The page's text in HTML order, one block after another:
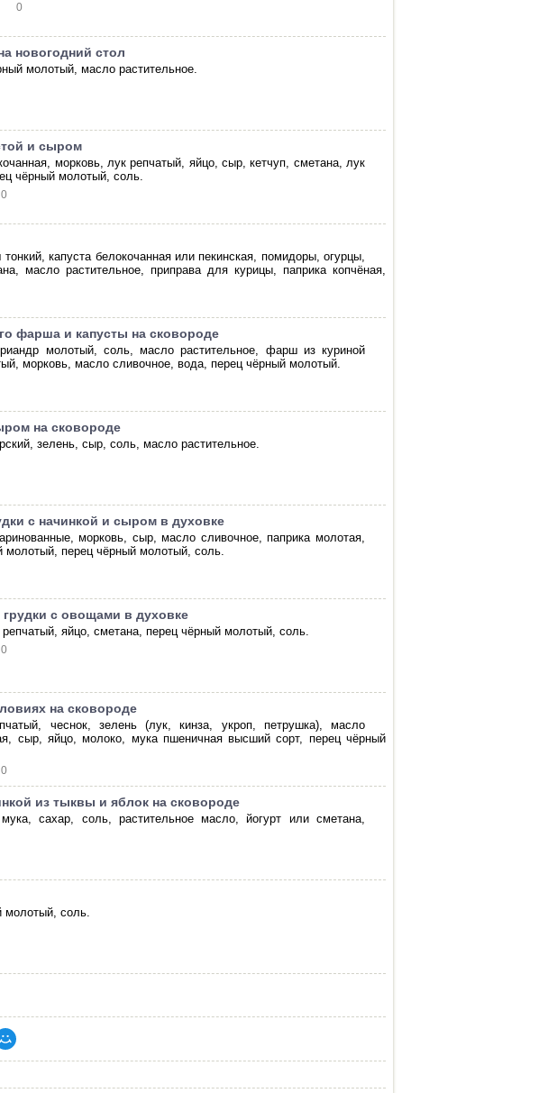
0
новогодний стол
молотый, масло растительное.
и сыром
морковь, лук репчатый, яйцо, сыр, кетчуп, сметана, лук
чёрный молотый, соль.
0
капуста белокочанная или пекинская, помидоры, огурцы,
масло растительное, приправа для курицы, паприка копчёная,
фарша и капусты на сковороде
молотый, соль, масло растительное, фарш из куриной
морковь, масло сливочное, вода, перец чёрный молотый.
на сковороде
зелень, сыр, соль, масло растительное.
с начинкой и сыром в духовке
морковь, сыр, масло сливочное, паприка молотая,
молотый, перец чёрный молотый, соль.
с овощами в духовке
яйцо, сметана, перец чёрный молотый, соль.
0
на сковороде
чеснок, зелень (лук, кинза, укроп, петрушка), масло
сыр, яйцо, молоко, мука пшеничная высший сорт, перец чёрный
0
из тыквы и яблок на сковороде
сахар, соль, растительное масло, йогурт или сметана,
молотый, соль.